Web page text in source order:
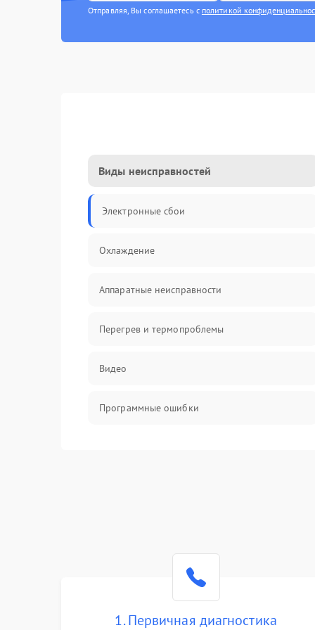
Отправляя, Вы соглашаетесь с политикой
Виды неисправностей
Электронные сбои
Охлаждение
Аппаратные неисправности
Перегрев и термопроблемы
Видео
Программные ошибки
Электронные компоненты
1. Первичная диагностика